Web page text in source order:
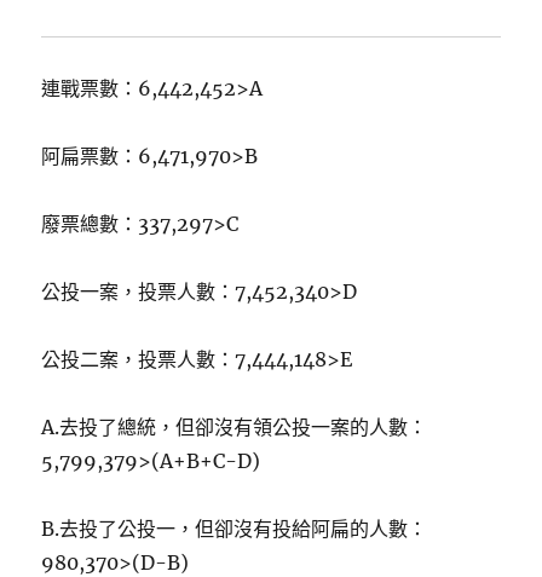
連戰票數：6,442,452>A
阿扁票數：6,471,970>B
廢票總數：337,297>C
公投一案，投票人數：7,452,340>D
公投二案，投票人數：7,444,148>E
A.去投了總統，但卻沒有領公投一案的人數：
5,799,379>(A+B+C-D)
B.去投了公投一，但卻沒有投給阿扁的人數：
980,370>(D-B)